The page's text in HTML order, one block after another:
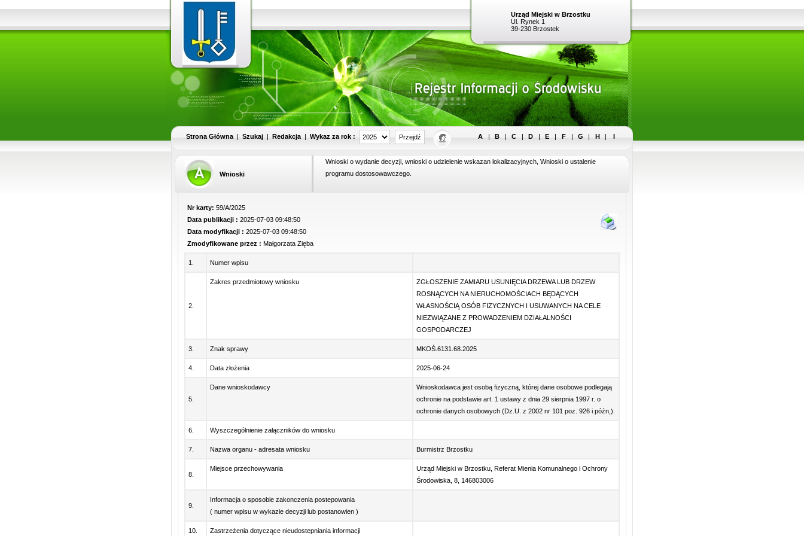
Urząd Miejski w Brzostku
Ul. Rynek 1
39-230 Brzostek
Strona Główna | Szukaj | Redakcja | Wykaz za rok : A | B | C | D | E | F | G | H | I
Wnioski
Wnioski o wydanie decyzji, wnioski o udzielenie wskazan lokalizacyjnych, Wnioski o ustalenie
programu dostosowawczego.
Nr karty: 59/A/2025
Data publikacji : 2025-07-03 09:48:50
Data modyfikacji : 2025-07-03 09:48:50
Zmodyfikowane przez : Małgorzata Zięba
1. Numer wpisu
2.
Zakres przedmiotowy wniosku
ZGŁOSZENIE ZAMIARU USUNIĘCIA DRZEWA LUB DRZEW
ROSNĄCYCH NA NIERUCHOMOŚCIACH BĘDĄCYCH
WŁASNOŚCIĄ OSÓB FIZYCZNYCH I USUWANYCH NA CELE
NIEZWIĄZANE Z PROWADZENIEM DZIAŁALNOŚCI
GOSPODARCZEJ
3. Znak sprawy MKOŚ.6131.68.2025
4. Data złożenia 2025-06-24
5.
Dane wnioskodawcy
Wnioskodawca jest osobą fizyczną, której dane osobowe podlegają
ochronie na podstawie art. 1 ustawy z dnia 29 sierpnia 1997 r. o
ochronie danych osobowych (Dz.U. z 2002 nr 101 poz. 926 i późn,).
6. Wyszczególnienie załączników do wniosku
7. Nazwa organu - adresata wniosku Burmistrz Brzostku
8.
Miejsce przechowywania
Urząd Miejski w Brzostku, Referat Mienia Komunalnego i Ochrony
Środowiska, 8, 146803006
9.
Informacja o sposobie zakonczenia postepowania
( numer wpisu w wykazie decyzji lub postanowien )
10. Zastrzeżenia dotyczące nieudostepniania informacji